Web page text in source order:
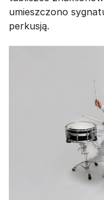
umieszczono
perkusją.